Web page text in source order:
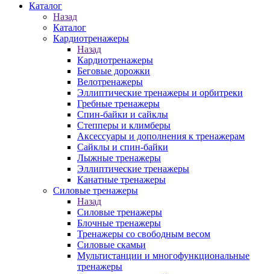
Каталог
Назад
Каталог
Кардиотренажеры
Назад
Кардиотренажеры
Беговые дорожки
Велотренажеры
Эллиптические тренажеры и орбитреки
Гребные тренажеры
Спин-байки и сайклы
Степперы и климберы
Аксессуары и дополнения к тренажерам
Сайклы и спин-байки
Лыжные тренажеры
Эллиптические тренажеры
Канатные тренажеры
Силовые тренажеры
Назад
Силовые тренажеры
Блочные тренажеры
Тренажеры со свободным весом
Силовые скамьи
Мультистанции и многофункциональные
тренажеры